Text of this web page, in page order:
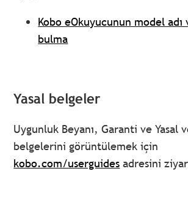
Kobo eOkuyucunun model adı
bulma
Yasal belgeler
Uygunluk Beyanı, Garanti ve Yasal
belgelerini görüntülemek için
kobo.com/userguides adresini